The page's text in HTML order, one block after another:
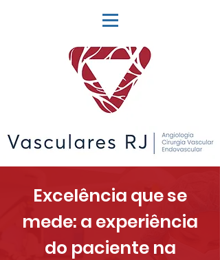
Excelência que se
mede: a experiência
do paciente na